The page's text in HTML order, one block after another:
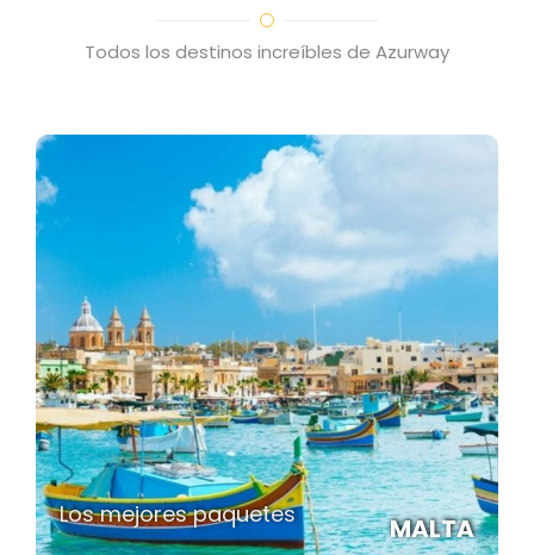
Todos los destinos increíbles de Azurway
Los mejores paquetes MALTA